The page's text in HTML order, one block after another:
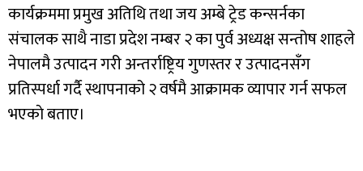
कार्यक्रममा प्रमुख अतिथि तथा जय अम्बे ट्रेड‌ कन्सर्नका
संचालक साथै नाडा प्रदेश नम्बर २ का पुर्व अध्यक्ष सन्तोष शाहले
नेपालमै उत्पादन गरी अन्तर्राष्ट्रिय गुणस्तर र उत्पादनसँग
प्रतिस्पर्धा गर्दै स्थापनाको २ वर्षमै आक्रामक व्यापार गर्न सफल
भएकाे बताए।